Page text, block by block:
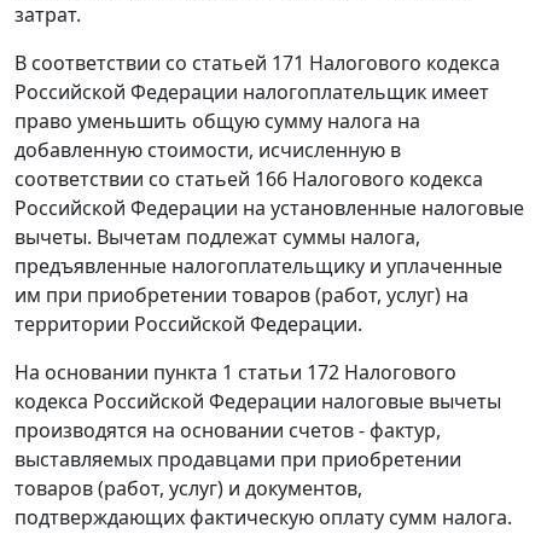
затрат.
В соответствии со статьей 171 Налогового кодекса
Российской Федерации налогоплательщик имеет
право уменьшить общую сумму налога на
добавленную стоимости, исчисленную в
соответствии со статьей 166 Налогового кодекса
Российской Федерации на установленные налоговые
вычеты. Вычетам подлежат суммы налога,
предъявленные налогоплательщику и уплаченные
им при приобретении товаров (работ, услуг) на
территории Российской Федерации.
На основании пункта 1 статьи 172 Налогового
кодекса Российской Федерации налоговые вычеты
производятся на основании счетов - фактур,
выставляемых продавцами при приобретении
товаров (работ, услуг) и документов,
подтверждающих фактическую оплату сумм налога.